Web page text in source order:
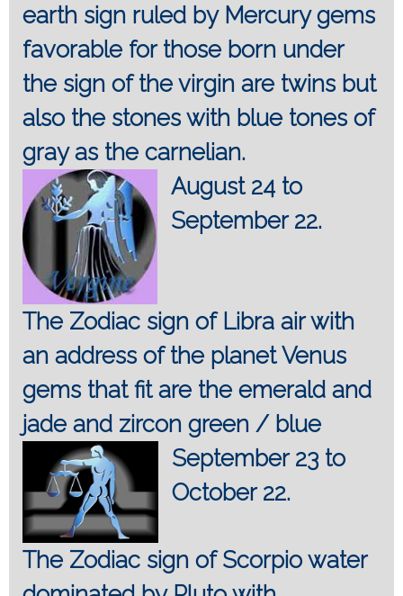
earth sign ruled by Mercury gems
favorable for those born under
the sign of the virgin are twins but
also the stones with blue tones of
gray as the carnelian.
August 24 to
September 22.
The Zodiac sign of Libra air with
an address of the planet Venus
gems that fit are the emerald and
jade and zircon green / blue
September 23 to
October 22.
The Zodiac sign of Scorpio water